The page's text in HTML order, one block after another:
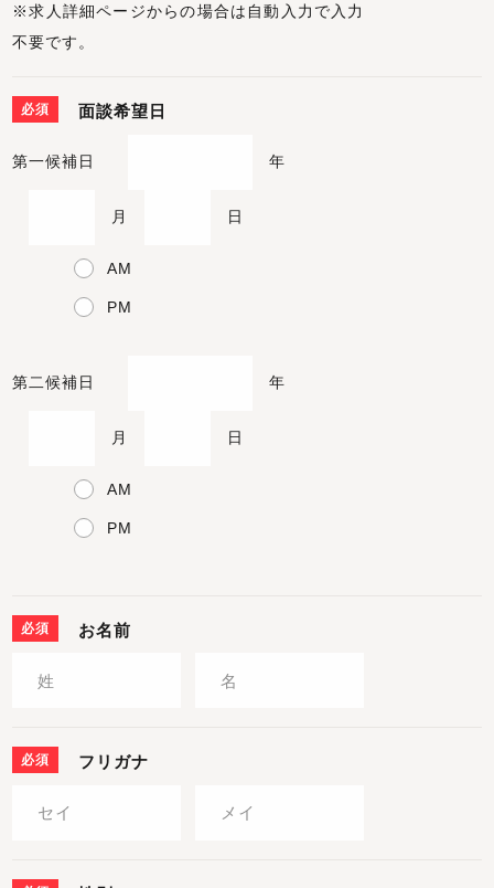
※求人詳細ページからの場合は自動入力で入力
不要です。
必須 面談希望日
第一候補日 年
月 日
AM
PM
第二候補日 年
月 日
AM
PM
必須 お名前
必須 フリガナ